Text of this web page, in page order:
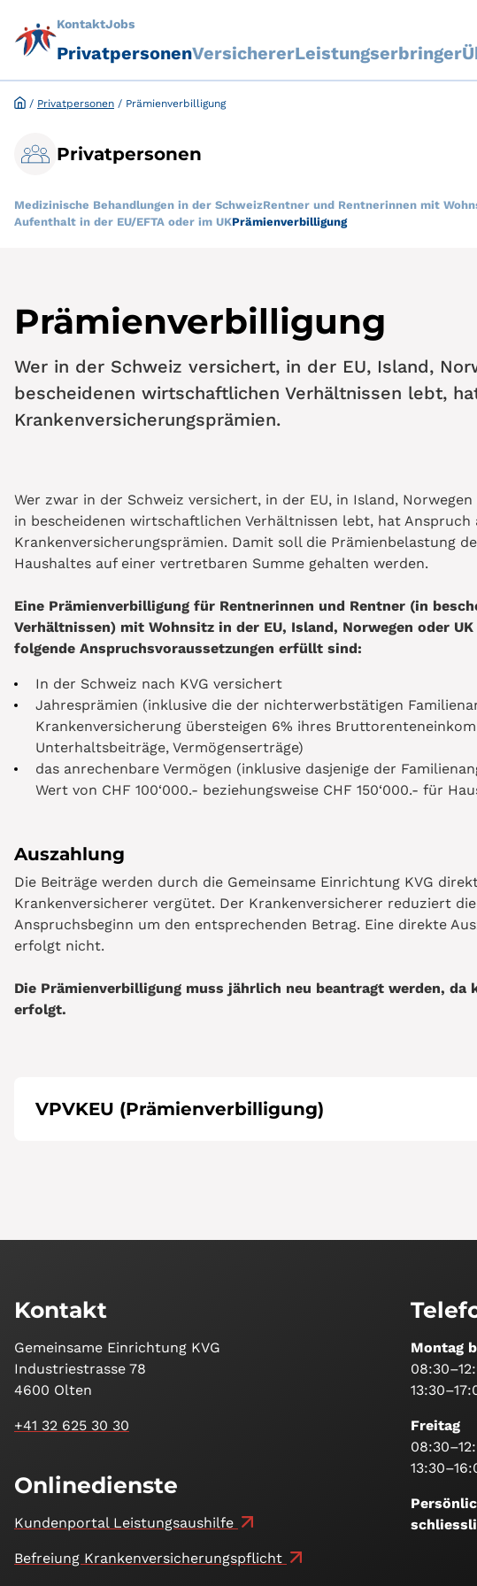
KontaktJobs
PrivatpersonenVersichererLeistungserbringer
/ Privatpersonen / Prämienverbilligung
Privatpersonen
Medizinische Behandlungen in der SchweizRentner und Rentnerinnen mit
Aufenthalt in der EU/EFTA oder im UKPrämienverbilligung
Prämienverbilligung
Wer in der Schweiz versichert, in der EU, Island,
bescheidenen wirtschaftlichen Verhältnissen lebt,
Krankenversicherungsprämien.
Wer zwar in der Schweiz versichert, in der EU, in Island,
in bescheidenen wirtschaftlichen Verhältnissen lebt, hat Anspruch
Krankenversicherungsprämien. Damit soll die Prämienbelastung
Haushaltes auf einer vertretbaren Summe gehalten werden.
Eine Prämienverbilligung für Rentnerinnen und Rentner (in
Verhältnissen) mit Wohnsitz in der EU, Island, Norwegen oder
folgende Anspruchsvoraussetzungen erfüllt sind:
In der Schweiz nach KVG versichert
Jahresprämien (inklusive die der nichterwerbstätigen
Krankenversicherung übersteigen 6% ihres
Unterhaltsbeiträge, Vermögenserträge)
das anrechenbare Vermögen (inklusive dasjenige der
Wert von CHF 100‘000.- beziehungsweise CHF 150‘000.- für
Auszahlung
Die Beiträge werden durch die Gemeinsame Einrichtung KVG
Krankenversicherer vergütet. Der Krankenversicherer reduziert
Anspruchsbeginn um den entsprechenden Betrag. Eine direkte
erfolgt nicht.
Die Prämienverbilligung muss jährlich neu beantragt werden, da
erfolgt.
VPVKEU (Prämienverbilligung)
Kontakt
Gemeinsame Einrichtung KVG
Industriestrasse 78
4600 Olten
+41 32 625 30 30
Onlinedienste
Kundenportal Leistungsaushilfe
Befreiung Kranken­versicherungs­pflicht
Montag
Freitag